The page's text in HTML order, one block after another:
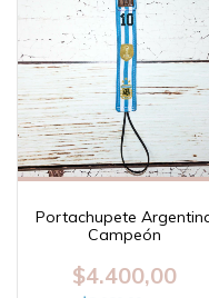
Portachupete
Campeón
$4.400,00